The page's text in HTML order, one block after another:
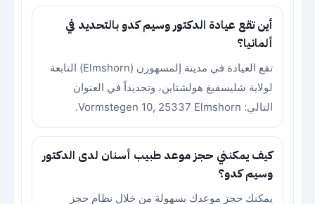
أين تقع عيادة الدكتور وسيم كدو بالتحديد في
ألمانيا؟
تقع العيادة في مدينة إلمسهورن (Elmshorn) التابعة
لولاية شليسفيغ هولشتاين، وتحديداً في العنوان
التالي: Vormstegen 10, 25337 Elmshorn.
كيف يمكنني حجز موعد طبيب أسنان لدى الدكتور
وسيم كدو؟
يمكنك حجز موعدك بسهولة من خلال نظام حجز